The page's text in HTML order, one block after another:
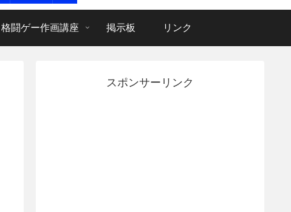
格闘ゲー作画講座 掲示板 リンク
スポンサーリンク